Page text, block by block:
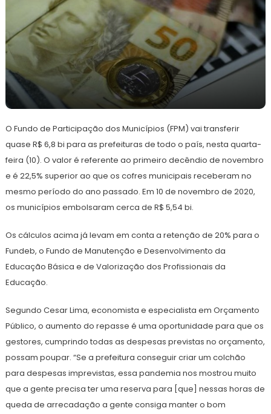
10
novembro
de
2021
Redação
O Fundo de Participação dos Municípios (FPM) vai transferir
quase R$ 6,8 bi para as prefeituras de todo o país, nesta quarta-
feira (10). O valor é referente ao primeiro decêndio de novembro
e é 22,5% superior ao que os cofres municipais receberam no
mesmo período do ano passado. Em 10 de novembro de 2020,
os municípios embolsaram cerca de R$ 5,54 bi.
Os cálculos acima já levam em conta a retenção de 20% para o
Fundeb, o Fundo de Manutenção e Desenvolvimento da
Educação Básica e de Valorização dos Profissionais da
Educação.
Segundo Cesar Lima, economista e especialista em Orçamento
Público, o aumento do repasse é uma oportunidade para que os
gestores, cumprindo todas as despesas previstas no orçamento,
possam poupar. “Se a prefeitura conseguir criar um colchão
para despesas imprevistas, essa pandemia nos mostrou muito
que a gente precisa ter uma reserva para [que] nessas horas de
queda de arrecadação a gente consiga manter o bom